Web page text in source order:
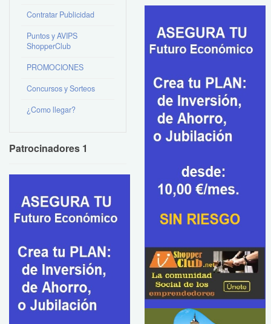
Contratar Publicidad
Puntos y AVIPS
ShopperClub
PROMOCIONES
Concursos y Sorteos
¿Como llegar?
Patrocinadores 1